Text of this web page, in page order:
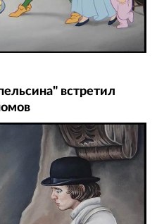
встретил